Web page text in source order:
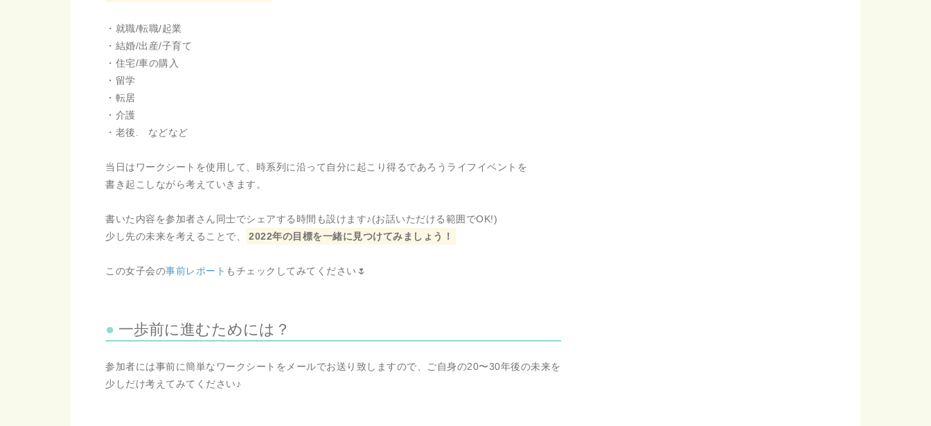
・就職/転職/起業
・結婚/出産/子育て
・住宅/車の購入
・留学
・転居
・介護
・老後. などなど
当日はワークシートを使用して、時系列に沿って自分に起こり得るであろうライフイベントを
書き起こしながら考えていきます。
書いた内容を参加者さん同士でシェアする時間も設けます♪(お話いただける範囲でOK!)
少し先の未来を考えることで、
2022年の目標を一緒に見つけてみましょう！
この女子会の事前レポート もチェックしてみてください🌷
一歩前に進むためには？
参加者には事前に簡単なワークシートをメールでお送り致しますので、ご自身の20〜30年後の未来を
少しだけ考えてみてください♪